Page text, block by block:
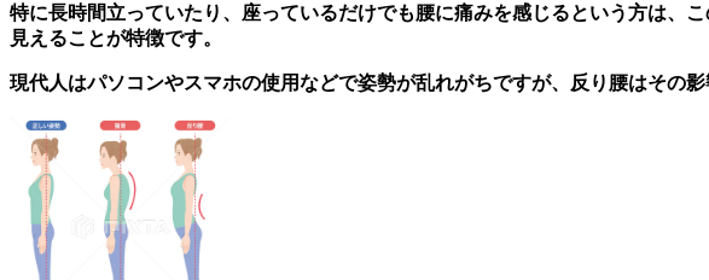
特に長時間立っていたり、座っているだけでも腰に痛みを感じるという方は、
見えることが特徴です。
現代人はパソコンやスマホの使用などで姿勢が乱れがちですが、反り腰はその